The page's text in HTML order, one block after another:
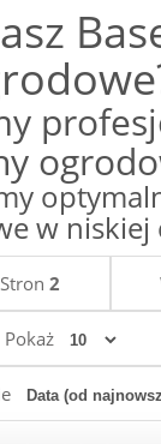
w niskiej
Stron 2
Pokaż